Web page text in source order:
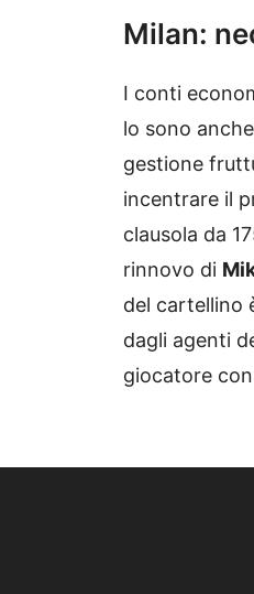
Milan:
I conti
lo sono
gestione
incentrare il
clausola da
rinnovo di
del cartellino
dagli agenti
giocatore